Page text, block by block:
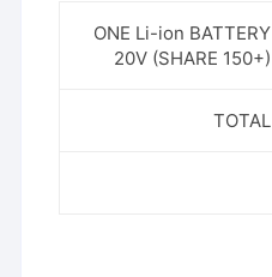
ONE Li-ion BATTERY
20V (SHARE 150+)
TOTAL